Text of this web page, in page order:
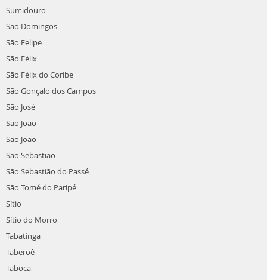
Sumidouro
São Domingos
São Felipe
São Félix
São Félix do Coribe
São Gonçalo dos Campos
São José
São João
São João
São Sebastião
São Sebastião do Passé
São Tomé do Paripé
Sítio
Sítio do Morro
Tabatinga
Taberoê
Taboca